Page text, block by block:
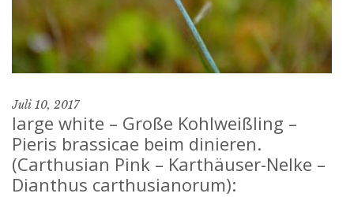
Juli 10, 2017
large white – Große Kohlweißling –
Pieris brassicae beim dinieren.
(Carthusian Pink – Karthäuser-Nelke –
Dianthus carthusianorum):